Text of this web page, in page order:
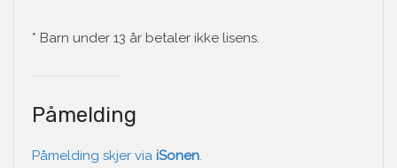
* Barn under 13 år betaler ikke lisens.
Påmelding
Påmelding skjer via iSonen.